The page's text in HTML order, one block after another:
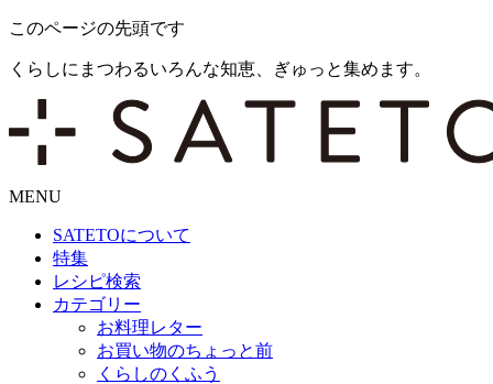
このページの先頭です
くらしにまつわるいろんな知恵、ぎゅっと集めます。
MENU
SATETOについて
特集
レシピ検索
カテゴリー
お料理レター
お買い物のちょっと前
くらしのくふう